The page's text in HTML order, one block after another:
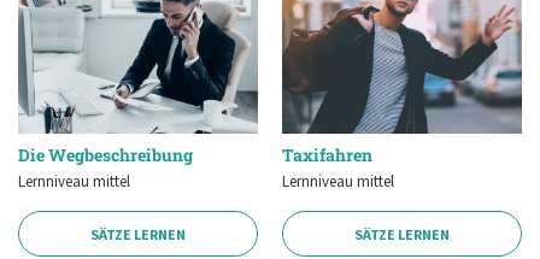
Die Wegbeschreibung
Lernniveau mittel
SÄTZE LERNEN
Taxifahren
Lernniveau mittel
SÄTZE LERNEN